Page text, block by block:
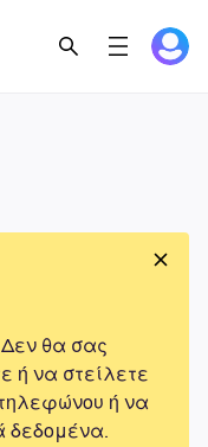
Δεν θα σας
ή να στείλετε
ή να
δεδομένα.